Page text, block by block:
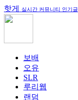
핫게 실시간 커뮤니티 인기글
보배
오유
SLR
루리웹
랜덤